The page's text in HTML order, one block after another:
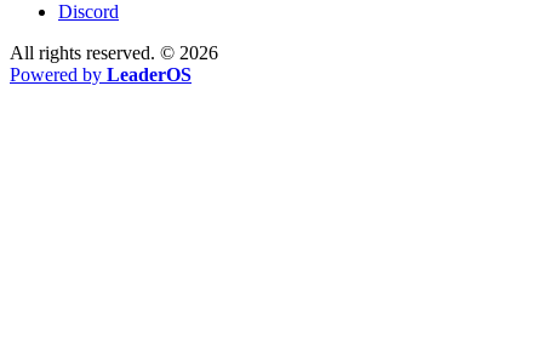
Discord
All rights reserved. © 2026
Powered by LeaderOS